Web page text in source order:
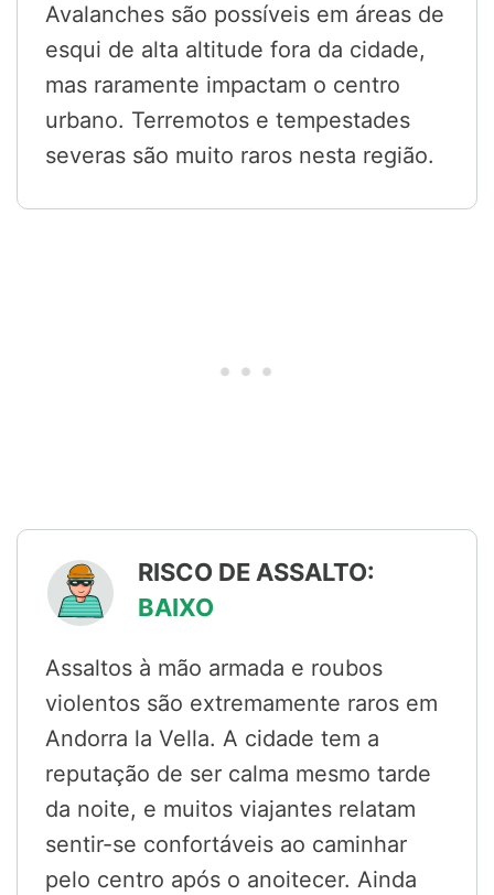
Avalanches são possíveis em áreas de
esqui de alta altitude fora da cidade,
mas raramente impactam o centro
urbano. Terremotos e tempestades
severas são muito raros nesta região.
RISCO DE ASSALTO:
BAIXO
Assaltos à mão armada e roubos
violentos são extremamente raros em
Andorra la Vella. A cidade tem a
reputação de ser calma mesmo tarde
da noite, e muitos viajantes relatam
sentir-se confortáveis ao caminhar
pelo centro após o anoitecer. Ainda